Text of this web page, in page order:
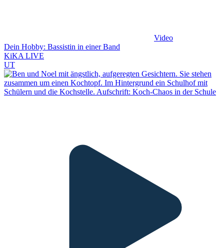
Video
Dein Hobby: Bassistin in einer Band
KiKA LIVE
UT